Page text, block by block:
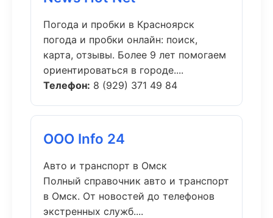
Погода и пробки в Красноярск
погода и пробки онлайн: поиск,
карта, отзывы. Более 9 лет помогаем
ориентироваться в городе....
Телефон: 8 (929) 371 49 84
ООО Info 24
Авто и транспорт в Омск
Полный справочник авто и транспорт
в Омск. От новостей до телефонов
экстренных служб....